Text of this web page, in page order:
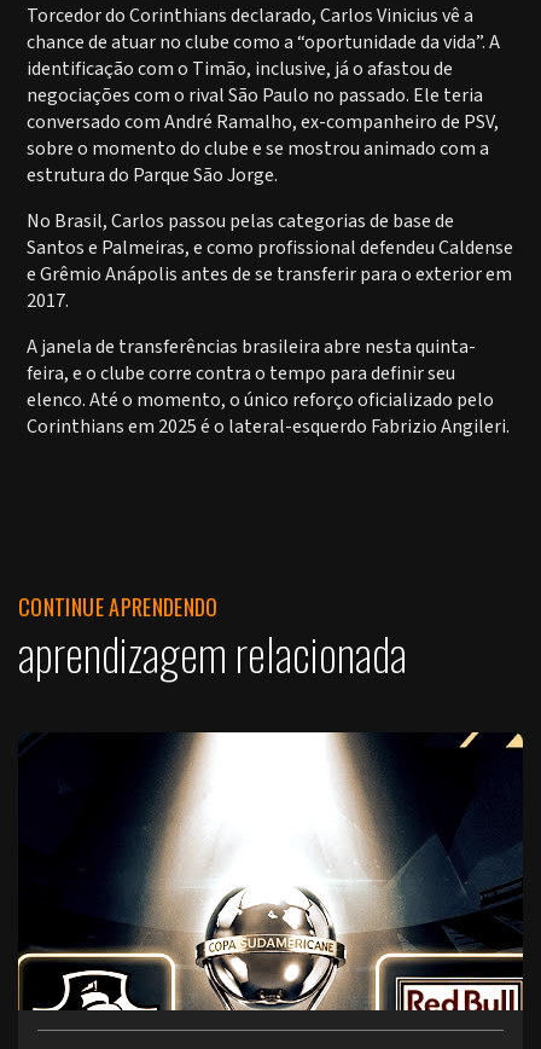
Torcedor do Corinthians declarado, Carlos Vinicius vê a
chance de atuar no clube como a “oportunidade da vida”. A
identificação com o Timão, inclusive, já o afastou de
negociações com o rival São Paulo no passado. Ele teria
conversado com André Ramalho, ex-companheiro de PSV,
sobre o momento do clube e se mostrou animado com a
estrutura do Parque São Jorge.
No Brasil, Carlos passou pelas categorias de base de
Santos e Palmeiras, e como profissional defendeu Caldense
e Grêmio Anápolis antes de se transferir para o exterior em
2017.
A janela de transferências brasileira abre nesta quinta-
feira, e o clube corre contra o tempo para definir seu
elenco. Até o momento, o único reforço oficializado pelo
Corinthians em 2025 é o lateral-esquerdo Fabrizio Angileri.
CONTINUE APRENDENDO
aprendizagem relacionada